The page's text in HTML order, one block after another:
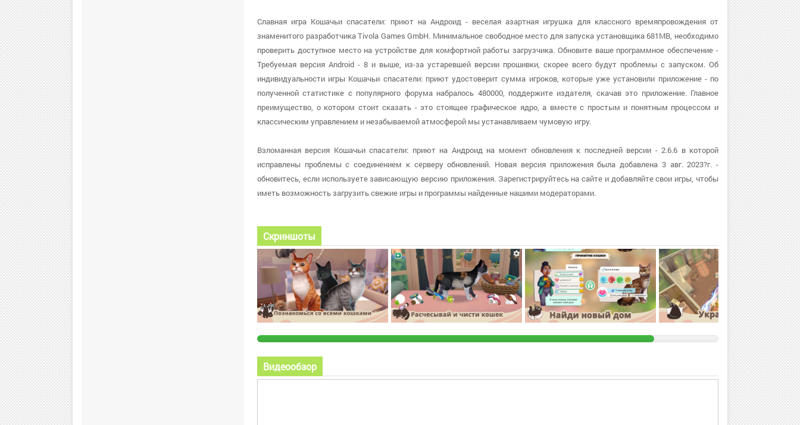
Славная игра Кошачьи спасатели: приют на Андроид - веселая азартная игрушка для классного времяпровождения от
знаменитого разработчика Tivola Games GmbH. Минимальное свободное место для запуска установщика 681MB, необходимо
проверить доступное место на устройстве для комфортной работы загрузчика. Обновите ваше программное обеспечение -
Требуемая версия Android - 8 и выше, из-за устаревшей версии прошивки, скорее всего будут проблемы с запуском. Об
индивидуальности игры Кошачьи спасатели: приют удостоверит сумма игроков, которые уже установили приложение - по
полученной статистике с популярного форума набралось 480000, поддержите издателя, скачав это приложение. Главное
преимущество, о котором стоит сказать - это стоящее графическое ядро, а вместе с простым и понятным процессом и
классическим управлением и незабываемой атмосферой мы устанавливаем чумовую игру.
Взломанная версия Кошачьи спасатели: приют на Андроид на момент обновления к последней версии - 2.6.6 в которой
исправлены проблемы с соединением к серверу обновлений. Новая версия приложения была добавлена 3 авг. 2023?г. -
обновитесь, если используете зависающую версию приложения. Зарегистрируйтесь на сайте и добавляйте свои игры, чтобы
иметь возможность загрузить свежие игры и программы найденные нашими модераторами.
Скриншоты
Видеообзор